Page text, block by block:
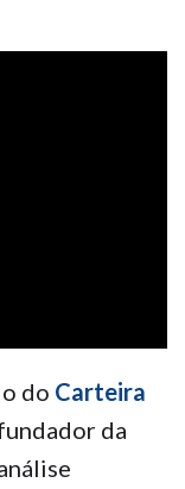
do Carteira
da